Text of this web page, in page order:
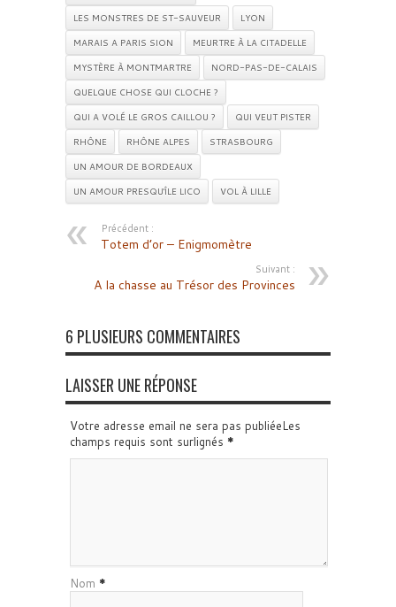
LES MONSTRES DE ST-SAUVEUR
LYON
MARAIS A PARIS SION
MEURTRE À LA CITADELLE
MYSTÈRE À MONTMARTRE
NORD-PAS-DE-CALAIS
QUELQUE CHOSE QUI CLOCHE ?
QUI A VOLÉ LE GROS CAILLOU ?
QUI VEUT PISTER
RHÔNE
RHÔNE ALPES
STRASBOURG
UN AMOUR DE BORDEAUX
UN AMOUR PRESQU'ÎLE LICO
VOL À LILLE
Précédent :
Totem d’or – Enigmomètre
Suivant :
A la chasse au Trésor des Provinces
6 PLUSIEURS COMMENTAIRES
LAISSER UNE RÉPONSE
Votre adresse email ne sera pas publiéeLes
champs requis sont surlignés *
Nom *